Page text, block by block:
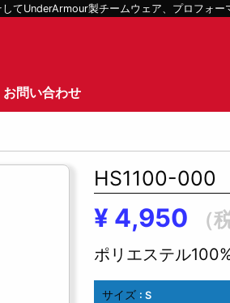
UnderArmour製チームウェア、プロフォ
お問い合わせ
HS1100-000
¥ 4,950 （
ポリエステル
サイズ : S